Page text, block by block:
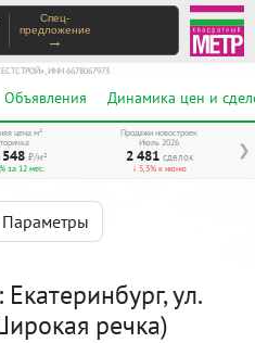
Спец-
предложение
→
ИНН 6678067973
Объявления Динамика цен и
❯
цена м²
₽/м²
за 12 мес.
Продажи новостроек
Июль 2026
2 481 сделок
↓ 5,3% к июню
Параметры
ул.
речка)